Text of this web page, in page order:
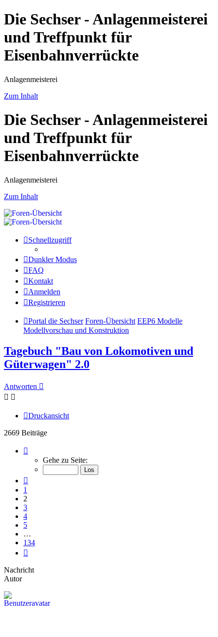
Die Sechser - Anlagenmeisterei
und Treffpunkt für
Eisenbahnverrückte
Anlagenmeisterei
Zum Inhalt
Die Sechser - Anlagenmeisterei
und Treffpunkt für
Eisenbahnverrückte
Anlagenmeisterei
Zum Inhalt
Schnellzugriff
Dunkler Modus
FAQ
Kontakt
Anmelden
Registrieren
Portal die Sechser Foren-Übersicht EEP6 Modelle
Modellvorschau und Konstruktion
Tagebuch "Bau von Lokomotiven und
Güterwagen" 2.0
Antworten
Druckansicht
2669 Beiträge
von
Gehe zu Seite:
1
2
3
4
5
…
134
Nachricht
Autor